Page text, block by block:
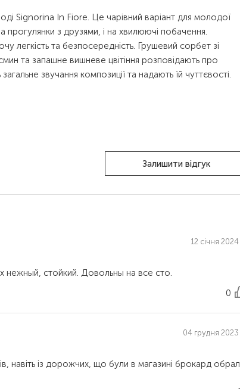
Signorina In Fiore. Це чарівний варіант для молодої
прогулянки з друзями, і на хвилюючі побачення.
легкість та безпосередність. Грушевий сорбет зі
та запашне вишневе цвітіння розповідають про
звучання композиції та надають їй чуттєвості.
Залишити відгук
12 січня
0
04 грудня 2023
навіть із дорожчих, що були в магазині брокард